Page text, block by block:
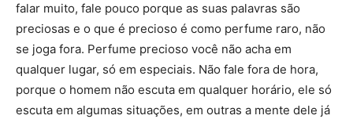
falar muito, fale pouco porque as suas palavras são
preciosas e o que é precioso é como perfume raro, não
se joga fora. Perfume precioso você não acha em
qualquer lugar, só em especiais. Não fale fora de hora,
porque o homem não escuta em qualquer horário, ele só
escuta em algumas situações, em outras a mente dele já